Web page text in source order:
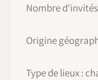
Nombre
Origine
Type de lieux :